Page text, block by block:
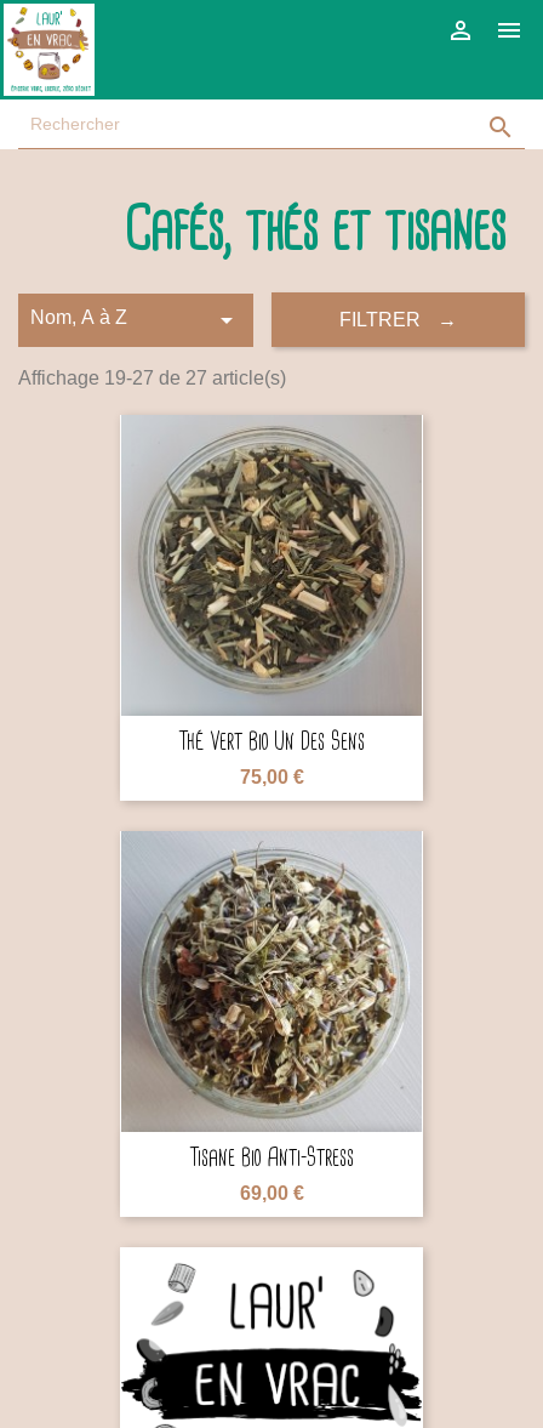



Cafés, thés et tisanes
Nom, A à Z  FILTRER
Affichage 19-27 de 27 article(s)

Thé Vert Bio Un Des Sens
75,00 €

Tisane Bio Anti-Stress
69,00 €
